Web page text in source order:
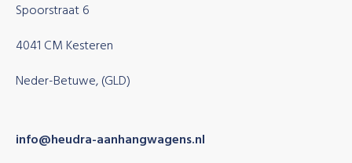
Spoorstraat 6
4041 CM Kesteren
Neder-Betuwe, (GLD)
info@heudra-aanhangwagens.nl